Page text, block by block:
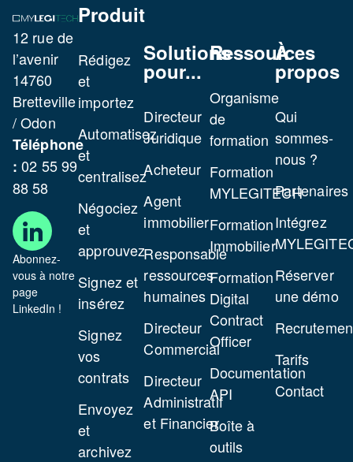
12 rue de
l’avenir
14760
Bretteville
/ Odon
Téléphone
: 02 55 99
88 58
Abonnez-
vous à notre
page
LinkedIn !
Produit
Rédigez
et
importez
Automatisez
et
centralisez
Négociez
et
approuvez
Signez et
insérez
Signez
vos
contrats
Envoyez
et
archivez
Solutions
pour...
Directeur
Juridique
Acheteur
Agent
immobilier
Responsable
ressources
humaines
Directeur
Commercial
Directeur
Administratif
et Financier
Ressources
Organisme
de
formation
Formation
MYLEGITECH
Formation
Immobilier
Formation
Digital
Contract
Officer
Documentation
API
Boîte à
outils
À
propos
Qui
sommes-
nous ?
Partenaires
Intégrez
Réserver
une démo
Tarifs
Contact